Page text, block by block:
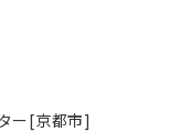
ー[京都市]